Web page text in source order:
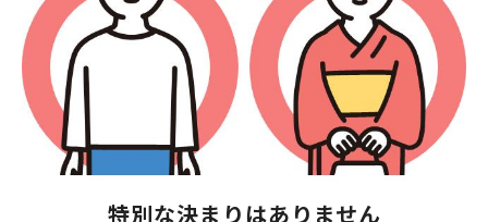
特別な決まりはありません